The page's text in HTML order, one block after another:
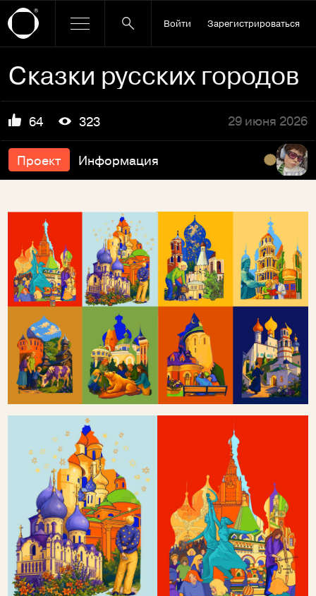
Войти Зарегистрироваться
Сказки русских городов
64 323 29 июня 2026
Проект Информация